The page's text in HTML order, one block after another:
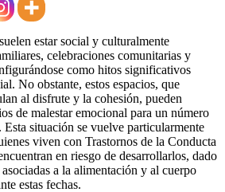
estar social y culturalmente
celebraciones comunitarias y
como hitos significativos
No obstante, estos espacios, que
al disfrute y la cohesión, pueden
de malestar emocional para un número
situación se vuelve particularmente
viven con Trastornos de la Conducta
en riesgo de desarrollarlos, dado
a la alimentación y al cuerpo
estas fechas.